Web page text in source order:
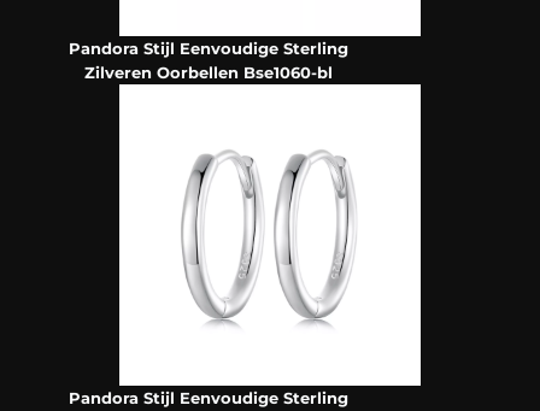
Pandora Stijl Eenvoudige Sterling
Zilveren Oorbellen Bse1060-bl
Pandora Stijl Eenvoudige Sterling